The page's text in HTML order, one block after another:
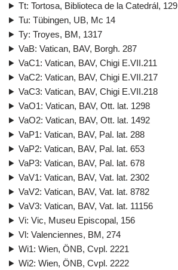
Tt: Tortosa, Biblioteca de la Catedrál, 129
Tu: Tübingen, UB, Mc 14
Ty: Troyes, BM, 1317
VaB: Vatican, BAV, Borgh. 287
VaC1: Vatican, BAV, Chigi E.VII.211
VaC2: Vatican, BAV, Chigi E.VII.217
VaC3: Vatican, BAV, Chigi E.VII.218
VaO1: Vatican, BAV, Ott. lat. 1298
VaO2: Vatican, BAV, Ott. lat. 1492
VaP1: Vatican, BAV, Pal. lat. 288
VaP2: Vatican, BAV, Pal. lat. 653
VaP3: Vatican, BAV, Pal. lat. 678
VaV1: Vatican, BAV, Vat. lat. 2302
VaV2: Vatican, BAV, Vat. lat. 8782
VaV3: Vatican, BAV, Vat. lat. 11156
Vi: Vic, Museu Episcopal, 156
Vl: Valenciennes, BM, 274
Wi1: Wien, ÖNB, Cvpl. 2221
Wi2: Wien, ÖNB, Cvpl. 2222